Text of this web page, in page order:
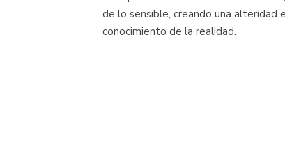
de lo sensible, creando una alteridad
conocimiento de la realidad.